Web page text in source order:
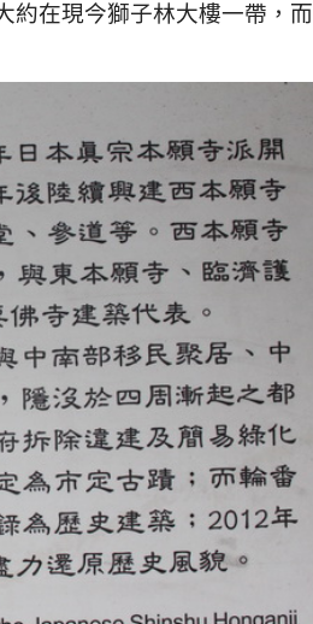
約在現今獅子林大樓一帶，而